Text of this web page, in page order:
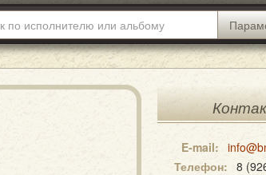
виртуозное исполнение гитарных
E-mail:
Телефон: 8